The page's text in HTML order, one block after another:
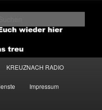
KREUZNACH RADIO
Impressum